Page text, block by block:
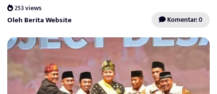
253 views
Oleh Berita Website Komentar: 0